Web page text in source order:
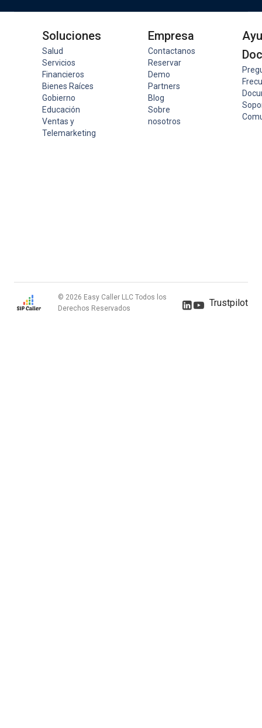
Soluciones
Salud
Servicios
Financieros
Bienes Raíces
Gobierno
Educación
Ventas y
Telemarketing
Empresa
Contactanos
Reservar
Demo
Partners
Blog
Sobre
nosotros
© 2026 Easy Caller LLC Todos los
Derechos Reservados
Trustpilot